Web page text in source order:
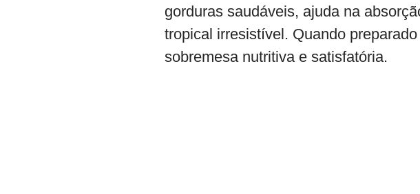
gorduras saudáveis, ajuda na
tropical irresistível. Quando
sobremesa nutritiva e satisfatória.